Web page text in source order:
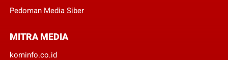
Pedoman Media Siber
MITRA MEDIA
kominfo.co.id